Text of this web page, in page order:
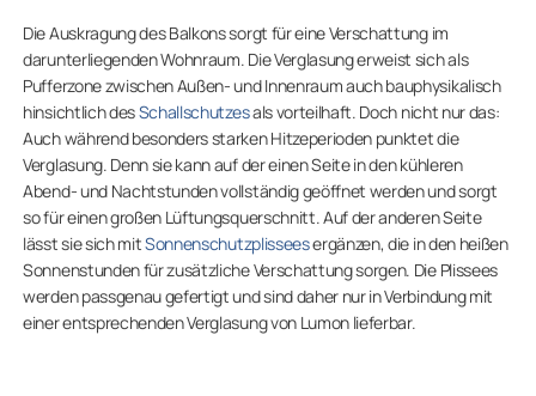
Die Auskragung des Balkons sorgt für eine Verschattung im
darunterliegenden Wohnraum. Die Verglasung erweist sich als
Pufferzone zwischen Außen- und Innenraum auch bauphysikalisch
hinsichtlich desSchallschutzesals vorteilhaft. Doch nicht nur das:
Auch während besonders starken Hitzeperioden punktet die
Verglasung. Denn sie kann auf der einen Seite in den kühleren
Abend- und Nachtstunden vollständig geöffnet werden und sorgt
so für einen großen Lüftungsquerschnitt. Auf der anderen Seite
lässt sie sich mitSonnenschutzplisseesergänzen, die in den heißen
Sonnenstunden für zusätzliche Verschattung sorgen. Die Plissees
werden passgenau gefertigt und sind daher nur in Verbindung mit
einer entsprechenden Verglasung von Lumon lieferbar.